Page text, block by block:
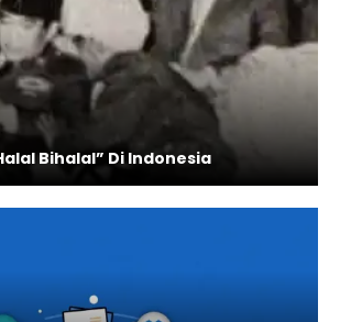
Bihalal” Di Indonesia